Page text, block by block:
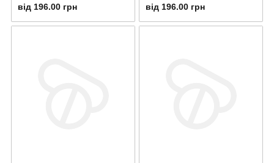
від 196.00 грн від 196.00 грн